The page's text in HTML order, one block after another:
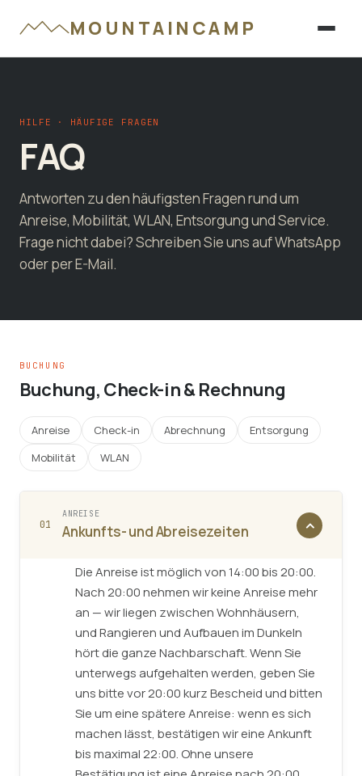
MOUNTAINCAMP
HILFE · HÄUFIGE FRAGEN
FAQ
Antworten zu den häufigsten Fragen rund um
Anreise, Mobilität, WLAN, Entsorgung und Service.
Frage nicht dabei? Schreiben Sie uns auf WhatsApp
oder per E-Mail.
BUCHUNG
Buchung, Check-in & Rechnung
Anreise Check-in Abrechnung
Entsorgung
Mobilität
WLAN
01
ANREISE
Ankunfts- und Abreisezeiten
Die Anreise ist möglich von 14:00 bis 20:00.
Nach 20:00 nehmen wir keine Anreise mehr
an — wir liegen zwischen Wohnhäusern,
und Rangieren und Aufbauen im Dunkeln
hört die ganze Nachbarschaft. Wenn Sie
unterwegs aufgehalten werden, geben Sie
uns bitte vor 20:00 kurz Bescheid und bitten
Sie um eine spätere Anreise: wenn es sich
machen lässt, bestätigen wir eine Ankunft
bis maximal 22:00. Ohne unsere